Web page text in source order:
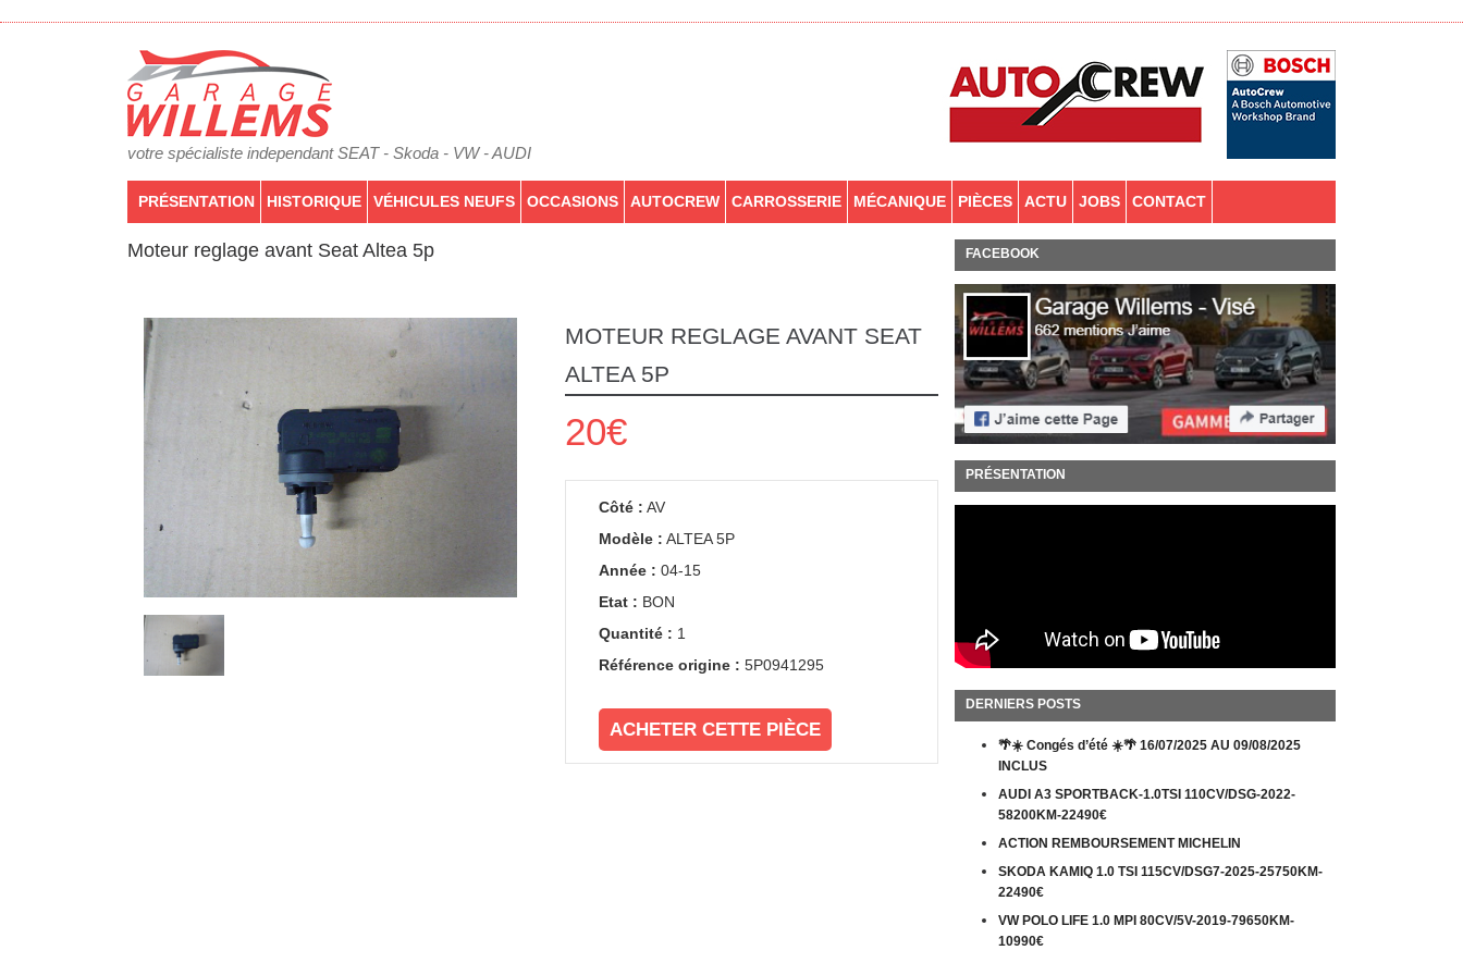
votre spécialiste independant SEAT - Skoda - VW - AUDI
PRÉSENTATION HISTORIQUE VÉHICULES NEUFS OCCASIONS AUTOCREW CARROSSERIE MÉCANIQUE PIÈCES ACTU JOBS CONTACT
Moteur reglage avant Seat Altea 5p
MOTEUR REGLAGE AVANT SEAT
ALTEA 5P
20€
Côté : AV
Modèle : ALTEA 5P
Année : 04-15
Etat : BON
Quantité : 1
Référence origine : 5P0941295
ACHETER CETTE PIÈCE
FACEBOOK
PRÉSENTATION
DERNIERS POSTS
🌴☀️ Congés d’été ☀️🌴 16/07/2025 AU 09/08/2025
INCLUS
AUDI A3 SPORTBACK-1.0TSI 110CV/DSG-2022-
58200KM-22490€
ACTION REMBOURSEMENT MICHELIN
SKODA KAMIQ 1.0 TSI 115CV/DSG7-2025-25750KM-
22490€
VW POLO LIFE 1.0 MPI 80CV/5V-2019-79650KM-
10990€